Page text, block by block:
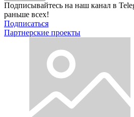
Подписывайтесь на наш канал в
раньше всех!
Подписаться
Партнерские проекты